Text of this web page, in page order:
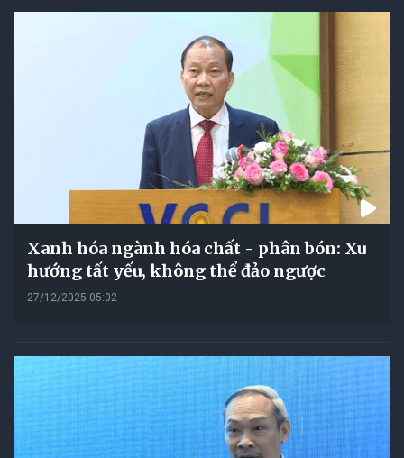
Xanh hóa ngành hóa chất - phân bón: Xu
hướng tất yếu, không thể đảo ngược
27/12/2025 05:02